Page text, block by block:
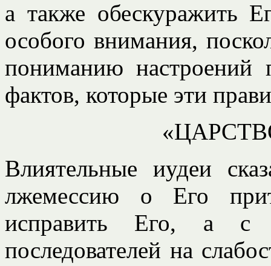
а также обескуражить
особого внимания,
пониманию настроений
фактов, которые эти
Влиятельные иудеи
лжемессию о Его
исправить Его, а с
последователей на